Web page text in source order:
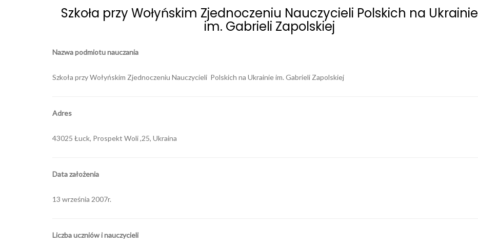
Szkoła przy Wołyńskim Zjednoczeniu Nauczycieli Polskich na Ukrainie
im. Gabrieli Zapolskiej
Nazwa podmiotu nauczania
Szkoła przy Wołyńskim Zjednoczeniu Nauczycieli Polskich na Ukrainie im. Gabrieli Zapolskiej
Adres
43025 Łuck, Prospekt Woli ,25, Ukraina
Data założenia
13 września 2007r.
Liczba uczniów i nauczycieli